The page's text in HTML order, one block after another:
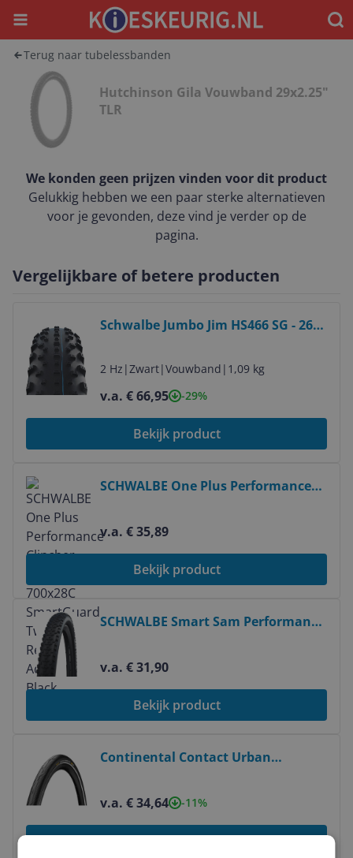
Menu
Terug naar tubelessbanden
Hutchinson Gila Vouwband 29x2.25"
TLR
We konden geen prijzen vinden voor dit product
Gelukkig hebben we een paar sterke alternatieven
voor je gevonden, deze vind je verder op de
pagina.
Vergelijkbare of betere producten
Schwalbe Jumbo Jim HS466 SG - 26
volwassenen - Unisex
2 Hz |Zwart|Vouwband | 1,09 kg
v.a. € 66,95 -29%
Bekijk product
SCHWALBE One Plus Performance
TwinSkin Reflex Addix - Black
v.a. € 35,89
Bekijk product
Bekijk product
SCHWALBE Smart Sam Performance
v.a. € 31,90
Bekijk product
Bekijk product
Continental Contact Urban
v.a. € 34,64
-11%
Bekijk product